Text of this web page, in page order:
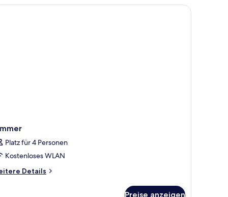
Platz für 4 Personen
Kostenloses WLAN
Details
Preise anzeigen